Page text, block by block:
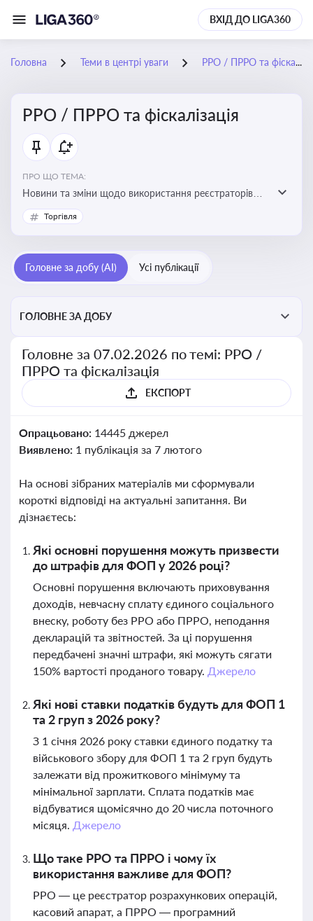
ВХІД ДО LIGA360
Головна Теми в центрі уваги РРО / ПРРО та фіскалізація
РРО / ПРРО та фіскалізація
ПРО ЩО ТЕМА:
Новини та зміни щодо використання реєстраторів
розрахункових операцій, аналіз законодавства про
РРО, позиції ДПС та судів щодо РРО
Торгівля
Головне за добу (AI) Усі публікації
ГОЛОВНЕ ЗА ДОБУ
Головне за 07.02.2026 по темі: РРО /
ПРРО та фіскалізація
ЕКСПОРТ
Опрацьовано: 14445 джерел
Виявлено: 1 публікація за 7 лютого
На основі зібраних матеріалів ми сформували
короткі відповіді на актуальні запитання. Ви
дізнаєтесь:
Які основні порушення можуть призвести
до штрафів для ФОП у 2026 році?
Основні порушення включають приховування
доходів, невчасну сплату єдиного соціального
внеску, роботу без РРО або ПРРО, неподання
декларацій та звітностей. За ці порушення
передбачені значні штрафи, які можуть сягати
150% вартості проданого товару. Джерело
Які нові ставки податків будуть для ФОП 1
та 2 груп з 2026 року?
З 1 січня 2026 року ставки єдиного податку та
військового збору для ФОП 1 та 2 груп будуть
залежати від прожиткового мінімуму та
мінімальної зарплати. Сплата податків має
відбуватися щомісячно до 20 числа поточного
місяця. Джерело
Що таке РРО та ПРРО і чому їх
використання важливе для ФОП?
РРО — це реєстратор розрахункових операцій,
касовий апарат, а ПРРО — програмний